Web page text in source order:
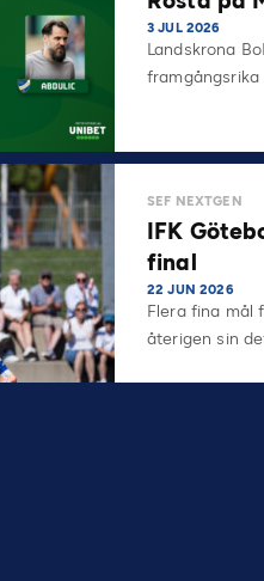
3 JUL 2026
Landskrona
SEF NEXTGEN
IFK
final
22 JUN 2026
Flera fina mål
återigen sin